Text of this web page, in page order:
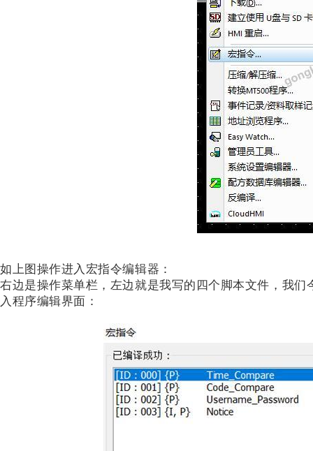
如上图操作进入宏指令编辑器：
右边是操作菜单栏，左边就是我写的四个脚本文件，我
入程序编辑界面：